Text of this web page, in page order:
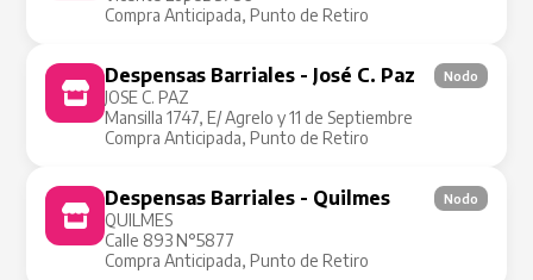
Compra Anticipada, Punto de Retiro
Despensas Barriales - José C. Paz
JOSE C. PAZ
Mansilla 1747, E/ Agrelo y 11 de Septiembre
Compra Anticipada, Punto de Retiro
Nodo
Despensas Barriales - Quilmes
QUILMES
Calle 893 N°5877
Compra Anticipada, Punto de Retiro
Nodo